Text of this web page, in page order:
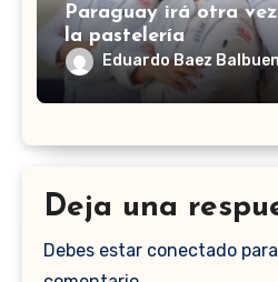
Paraguay irá otra
la pastelería
Eduardo Baez
Deja una
Debes estar conectado